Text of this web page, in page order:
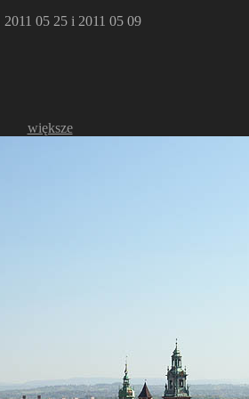
2011 05 25 i 2011 05 09
większe